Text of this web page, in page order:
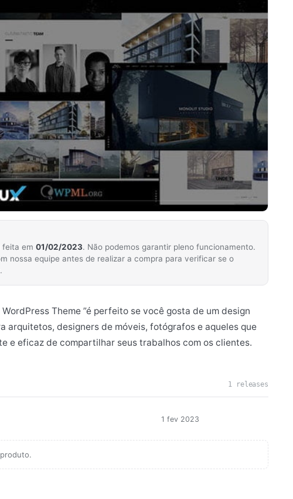
feita em 01/02/2023. Não podemos garantir pleno funcionamento.
nossa equipe antes de realizar a compra para verificar se o
Theme ”é perfeito se você gosta de um design
arquitetos, designers de móveis, fotógrafos e aqueles que
e eficaz de compartilhar seus trabalhos com os clientes.
1 releases
1 fev 2023